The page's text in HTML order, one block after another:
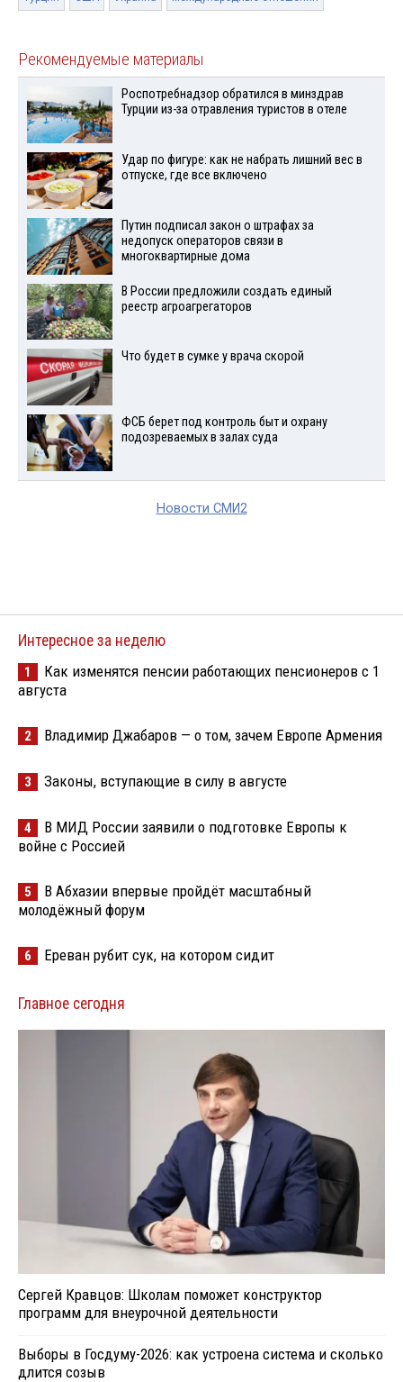
Рекомендуемые материалы
Роспотребнадзор обратился в минздрав
Турции из-за отравления туристов в отеле
Удар по фигуре: как не набрать лишний вес в
отпуске, где все включено
Путин подписал закон о штрафах за
недопуск операторов связи в
многоквартирные дома
В России предложили создать единый
реестр агроагрегаторов
Что будет в сумке у врача скорой
ФСБ берет под контроль быт и охрану
подозреваемых в залах суда
Новости СМИ2
Интересное за неделю
1
Как изменятся пенсии работающих пенсионеров с 1
августа
2 Владимир Джабаров — о том, зачем Европе Армения
3 Законы, вступающие в силу в августе
4
В МИД России заявили о подготовке Европы к
войне с Россией
5
В Абхазии впервые пройдёт масштабный
молодёжный форум
6 Ереван рубит сук, на котором сидит
Главное сегодня
Сергей Кравцов: Школам поможет конструктор
программ для внеурочной деятельности
Выборы в Госдуму-2026: как устроена система и сколько
длится созыв